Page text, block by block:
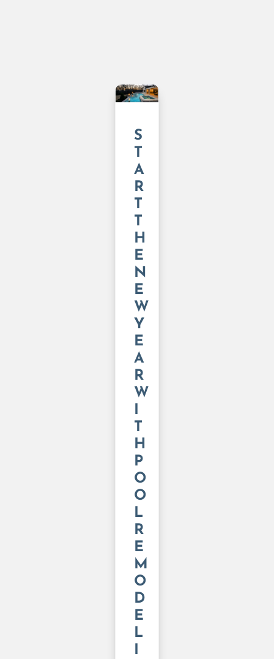
S
T
A
R
T
T
H
E
N
E
W
Y
E
A
R
W
I
T
H
P
O
O
L
R
E
M
O
D
E
L
I